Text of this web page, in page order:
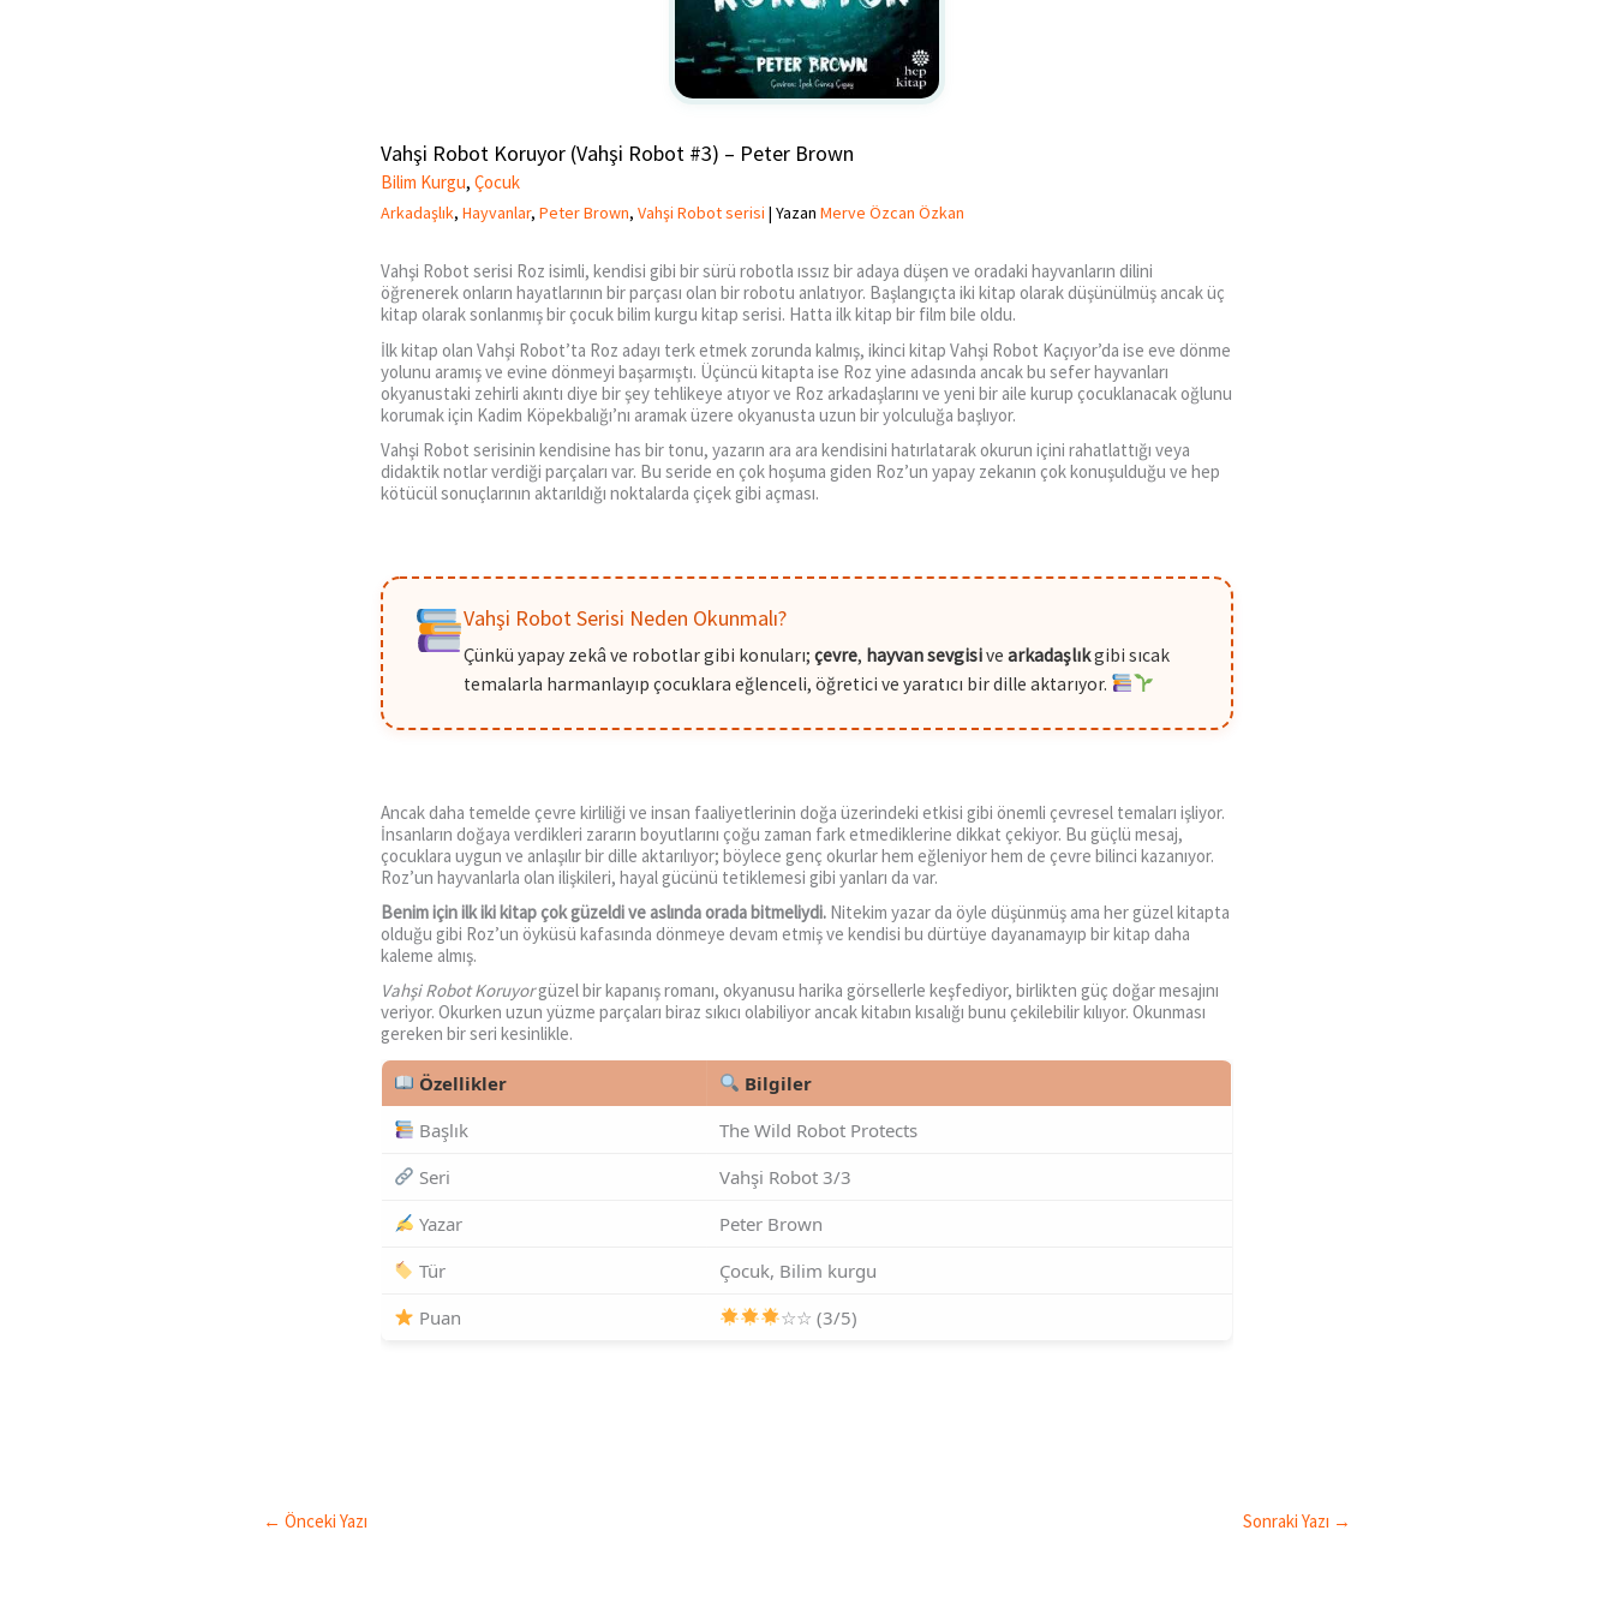
Vahşi Robot Koruyor (Vahşi Robot #3) – Peter Brown
Bilim Kurgu,Çocuk
Arkadaşlık,Hayvanlar,Peter Brown,Vahşi Robot serisi | Yazan Merve Özcan Özkan
Vahşi Robot serisi Roz isimli, kendisi gibi bir sürü robotla ıssız bir adaya düşen ve oradaki hayvanların dilini
öğrenerek onların hayatlarının bir parçası olan bir robotu anlatıyor. Başlangıçta iki kitap olarak düşünülmüş ancak üç
kitap olarak sonlanmış bir çocuk bilim kurgu kitap serisi. Hatta ilk kitap bir film bile oldu.
İlk kitap olan Vahşi Robot’ta Roz adayı terk etmek zorunda kalmış, ikinci kitap Vahşi Robot Kaçıyor’da ise eve dönme
yolunu aramış ve evine dönmeyi başarmıştı. Üçüncü kitapta ise Roz yine adasında ancak bu sefer hayvanları
okyanustaki zehirli akıntı diye bir şey tehlikeye atıyor ve Roz arkadaşlarını ve yeni bir aile kurup çocuklanacak oğlunu
korumak için Kadim Köpekbalığı’nı aramak üzere okyanusta uzun bir yolculuğa başlıyor.
Vahşi Robot serisinin kendisine has bir tonu, yazarın ara ara kendisini hatırlatarak okurun içini rahatlattığı veya
didaktik notlar verdiği parçaları var. Bu seride en çok hoşuma giden Roz’un yapay zekanın çok konuşulduğu ve hep
kötücül sonuçlarının aktarıldığı noktalarda çiçek gibi açması.
Vahşi Robot Serisi Neden Okunmalı?
Çünkü yapay zekâ ve robotlar gibi konuları;çevre, hayvan sevgisivearkadaşlıkgibi sıcak
temalarla harmanlayıp çocuklara eğlenceli, öğretici ve yaratıcı bir dille aktarıyor.
Ancak daha temelde çevre kirliliği ve insan faaliyetlerinin doğa üzerindeki etkisi gibi önemli çevresel temaları işliyor.
İnsanların doğaya verdikleri zararın boyutlarını çoğu zaman fark etmediklerine dikkat çekiyor. Bu güçlü mesaj,
çocuklara uygun ve anlaşılır bir dille aktarılıyor; böylece genç okurlar hem eğleniyor hem de çevre bilinci kazanıyor.
Roz’un hayvanlarla olan ilişkileri, hayal gücünü tetiklemesi gibi yanları da var.
Benim için ilk iki kitap çok güzeldi ve aslında orada bitmeliydi. Nitekim yazar da öyle düşünmüş ama her güzel kitapta
olduğu gibi Roz’un öyküsü kafasında dönmeye devam etmiş ve kendisi bu dürtüye dayanamayıp bir kitap daha
kaleme almış.
Vahşi Robot Koruyorgüzel bir kapanış romanı, okyanusu harika görsellerle keşfediyor, birlikten güç doğar mesajını
veriyor. Okurken uzun yüzme parçaları biraz sıkıcı olabiliyor ancak kitabın kısalığı bunu çekilebilir kılıyor. Okunması
gereken bir seri kesinlikle.
Özellikler
Bilgiler
Başlık
The Wild Robot Protects
Seri
Vahşi Robot 3/3
Yazar
Peter Brown
Tür
Çocuk, Bilim kurgu
Puan
☆☆ (3/5)
← Önceki Yazı Sonraki Yazı →